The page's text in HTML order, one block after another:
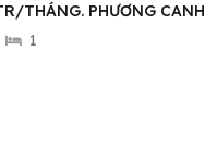
THÁNG. PHƯƠNG CANH
1